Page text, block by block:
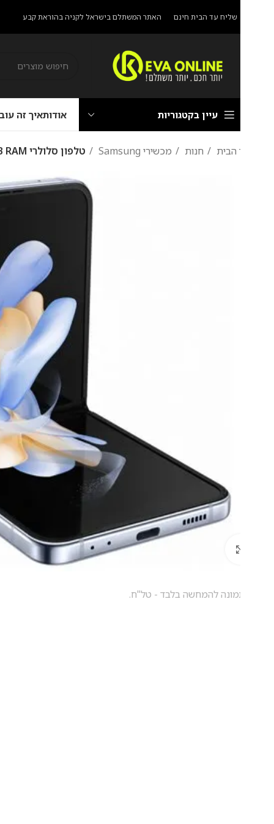
שליח עד הבית חינם האתר המשתלם בישראל לקניה בהוראת קבע
עיין בקטגוריות אודות איך זה עובד?
חנות מכשירי Samsung טלפון סלולרי Samsung Galaxy Z Flip4 SM-F721B 512GB 8GB RAM סמסונג בהוראת קבע
לחץ להגדלה
להמחשה בלבד - טל"ח.